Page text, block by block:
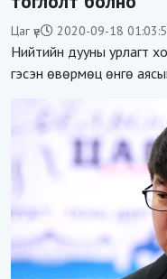
Цаг үе 2020-09-18
Нийтийн дууны урлагт
гэсэн өвөрмөц өнгө